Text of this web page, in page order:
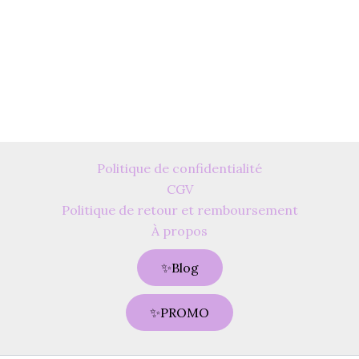
Politique de confidentialité
CGV
Politique de retour et remboursement
À propos
✨Blog
✨PROMO